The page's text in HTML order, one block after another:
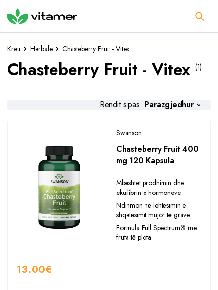
Kreu Herbale Chasteberry Fruit - Vitex
Chasteberry Fruit - Vitex (1)
Rendit sipas Parazgjedhur
Swanson
Chasteberry Fruit 400
mg 120 Kapsula
Mbështet prodhimin dhe
ekuilibrin e hormoneve
Ndihmon në lehtësimin e
shqetësimit mujor të grave
Formula Full Spectrum® me
fruta të plota
13.00€